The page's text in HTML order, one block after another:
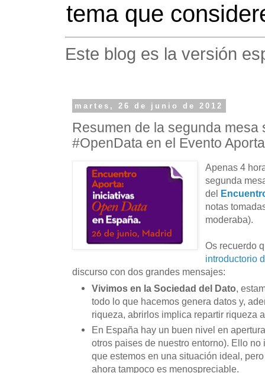
tema que
Este blog es la versión
martes, 26 de junio de 2012
Resumen de la segunda mesa
#OpenData en el Evento
Apenas 4
segunda
del
notas
moderaba).
Os recuerdo
introductorio
discurso con dos grandes mensajes:
Vivimos en la Sociedad del Dato,
todo lo que hacemos genera datos y,
riqueza, abrirlos implica repartir riqueza
En España hay un buen nivel en
otros paises de nuestro entorno). Ello
que estemos en una situación ideal,
ahora tampoco es menospreciable.